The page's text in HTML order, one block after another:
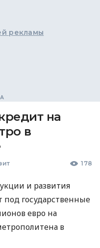
рекламы
на
в
178
и развития
государственные
евро на
в